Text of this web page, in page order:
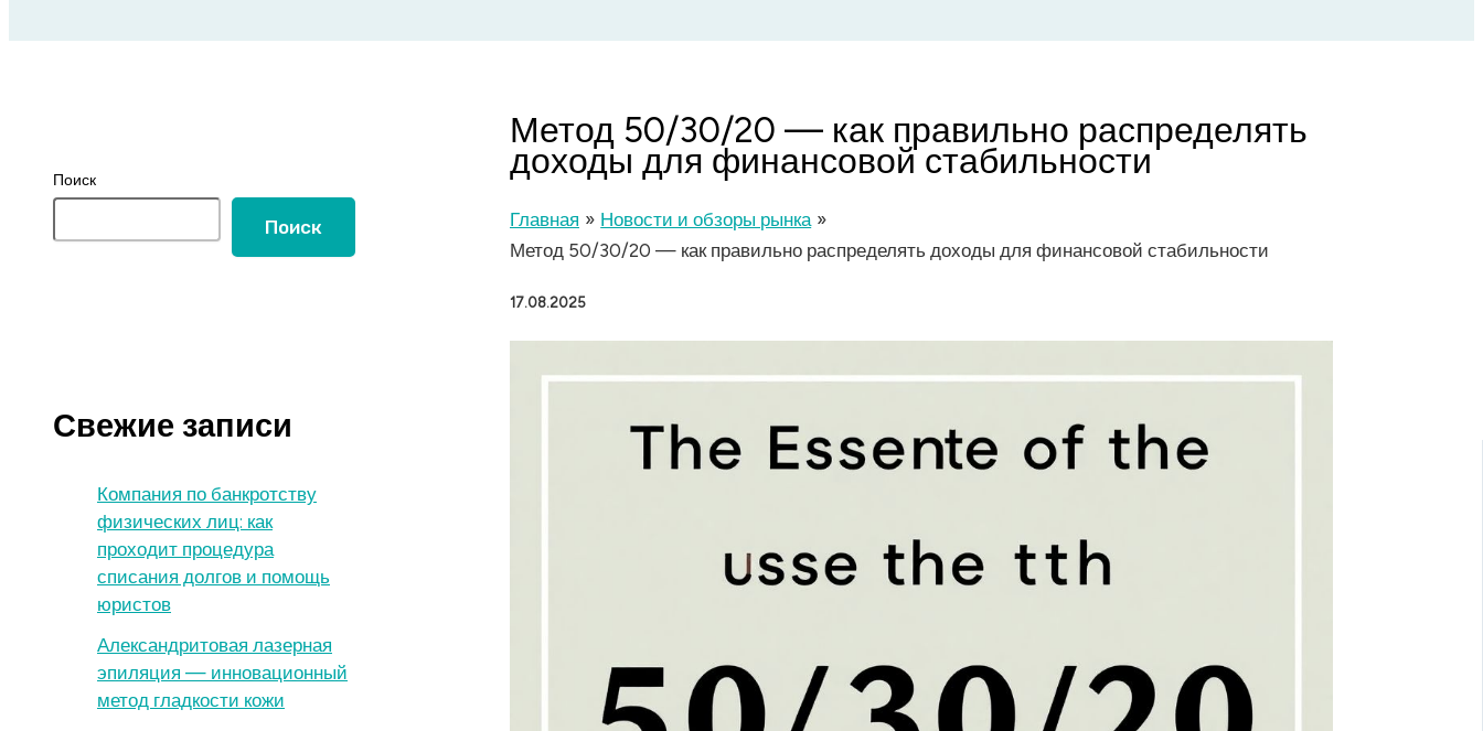
Поиск
Поиск
Свежие записи
Компания по банкротству
физических лиц: как
проходит процедура
списания долгов и помощь
юристов
Александритовая лазерная
эпиляция — инновационный
метод гладкости кожи
Метод 50/30/20 — как правильно распределять
доходы для финансовой стабильности
Главная
Новости и обзоры рынка
Метод 50/30/20 — как правильно распределять доходы для финансовой стабильности
17.08.2025